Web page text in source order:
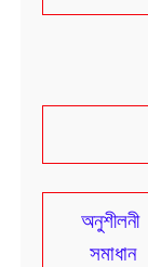
অনুশীলনী
সমাধান